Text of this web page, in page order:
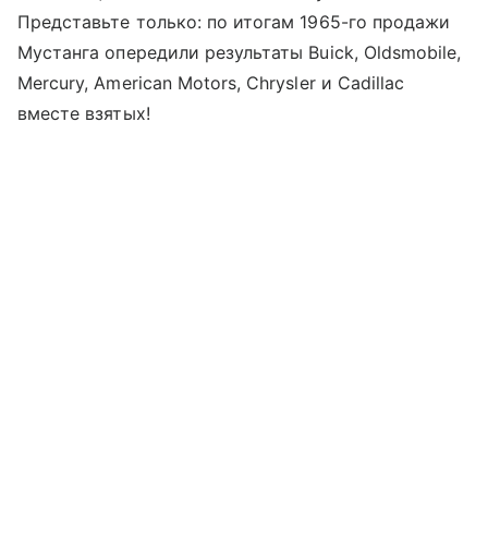
Представьте только: по итогам 1965-го продажи
Мустанга опередили результаты Buick, Oldsmobile,
Mercury, American Motors, Chrysler и Cadillac
вместе взятых!